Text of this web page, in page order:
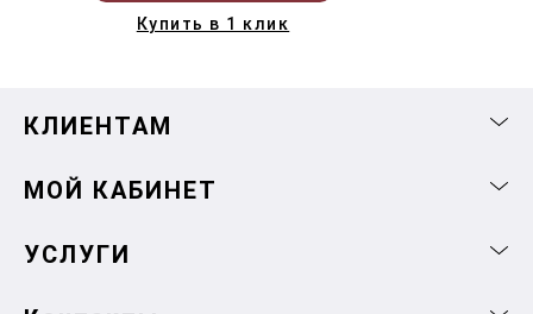
Купить в 1 клик
КЛИЕНТАМ
МОЙ КАБИНЕТ
УСЛУГИ